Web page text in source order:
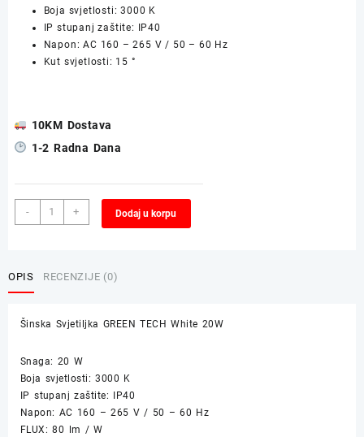
Boja svjetlosti: 3000 K
IP stupanj zaštite: IP40
Napon: AC 160 – 265 V / 50 – 60 Hz
Kut svjetlosti: 15 °
10KM Dostava
1-2 Radna Dana
-
Šinska
Svjetiljka
White
+ Dodaj u korpu
OPIS RECENZIJE (0)
Šinska Svjetiljka GREEN TECH White 20W
Snaga: 20 W
Boja svjetlosti: 3000 K
IP stupanj zaštite: IP40
Napon: AC 160 – 265 V / 50 – 60 Hz
FLUX: 80 lm / W